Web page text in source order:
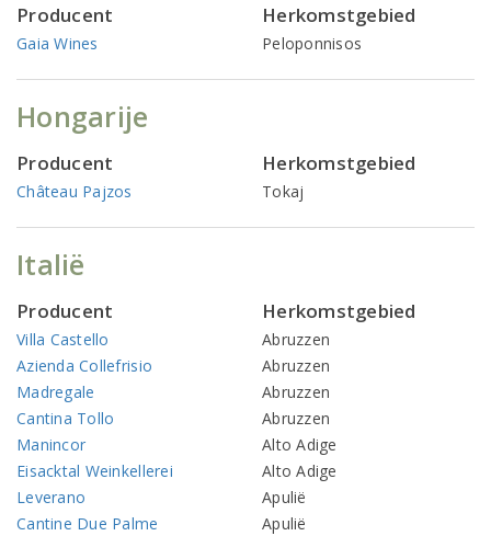
Producent Herkomstgebied
Gaia Wines Peloponnisos
Hongarije
Producent Herkomstgebied
Château Pajzos Tokaj
Italië
Producent Herkomstgebied
Villa Castello
Abruzzen
Azienda Collefrisio
Abruzzen
Madregale
Abruzzen
Cantina Tollo
Abruzzen
Manincor
Alto Adige
Eisacktal Weinkellerei
Alto Adige
Leverano
Apulië
Cantine Due Palme
Apulië